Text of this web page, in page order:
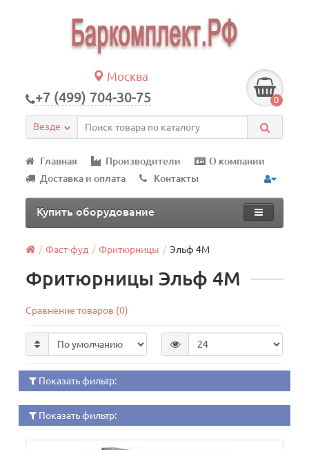
Москва
+7 (499) 704-30-75 0
Везде
Главная Производители
О компании
Доставка и оплата
Контакты
Купить оборудование
Фаст-фуд Фритюрницы Эльф 4М
Фритюрницы Эльф 4М
Сравнение товаров (0)
Показать фильтр:
Показать фильтр: